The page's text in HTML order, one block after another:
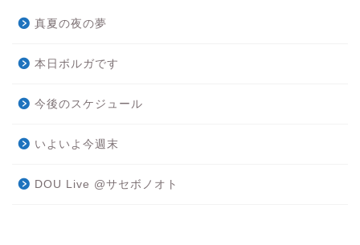
真夏の夜の夢
本日ボルガです
今後のスケジュール
いよいよ今週末
DOU Live @サセボノオト